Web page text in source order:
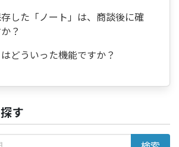
す
した「ノート」は、商談後に確
？
はどういった機能ですか？